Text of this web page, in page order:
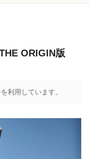
ORIGIN版
利用しています。